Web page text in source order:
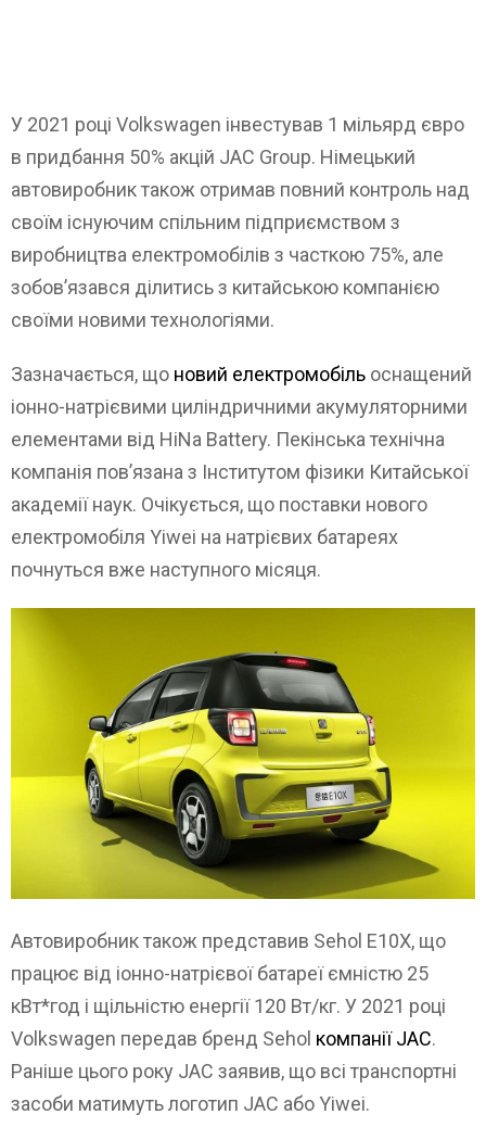
У 2021 році Volkswagen інвестував 1 мільярд євро
в придбання 50% акцій JAC Group. Німецький
автовиробник також отримав повний контроль над
своїм існуючим спільним підприємством з
виробництва електромобілів з часткою 75%, але
зобов’язався ділитись з китайською компанією
своїми новими технологіями.
Зазначається, що новий електромобіль оснащений
іонно-натрієвими циліндричними акумуляторними
елементами від HiNa Battery. Пекінська технічна
компанія пов’язана з Інститутом фізики Китайської
академії наук. Очікується, що поставки нового
електромобіля Yiwei на натрієвих батареях
почнуться вже наступного місяця.
Автовиробник також представив Sehol E10X, що
працює від іонно-натрієвої батареї ємністю 25
кВт*год і щільністю енергії 120 Вт/кг. У 2021 році
Volkswagen передав бренд Sehol компанії JAC.
Раніше цього року JAC заявив, що всі транспортні
засоби матимуть логотип JAC або Yiwei.